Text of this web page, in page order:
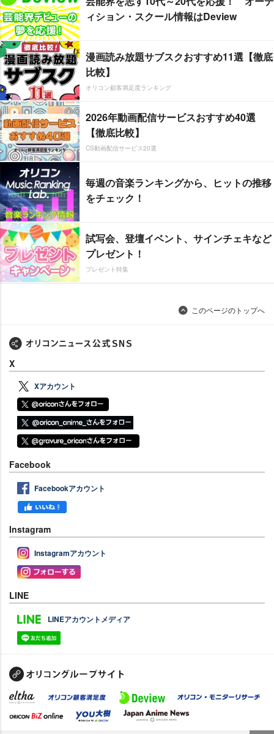
ィション・スクール情報はDeview
漫画読み放題サブスクおすすめ11選【徹底
比較】
オリコン顧客満足度ランキング
2026年動画配信サービスおすすめ40選
【徹底比較】
CS動画配信サービス20選
毎週の音楽ランキングから、ヒットの推移
をチェック！
試写会、登壇イベント、サインチェキなど
プレゼント！
プレゼント特集
このページのトップへ
X
Xアカウント
Facebook
Facebookアカウント
Instagram
Instagramアカウント
LINE
LINEアカウントメディア